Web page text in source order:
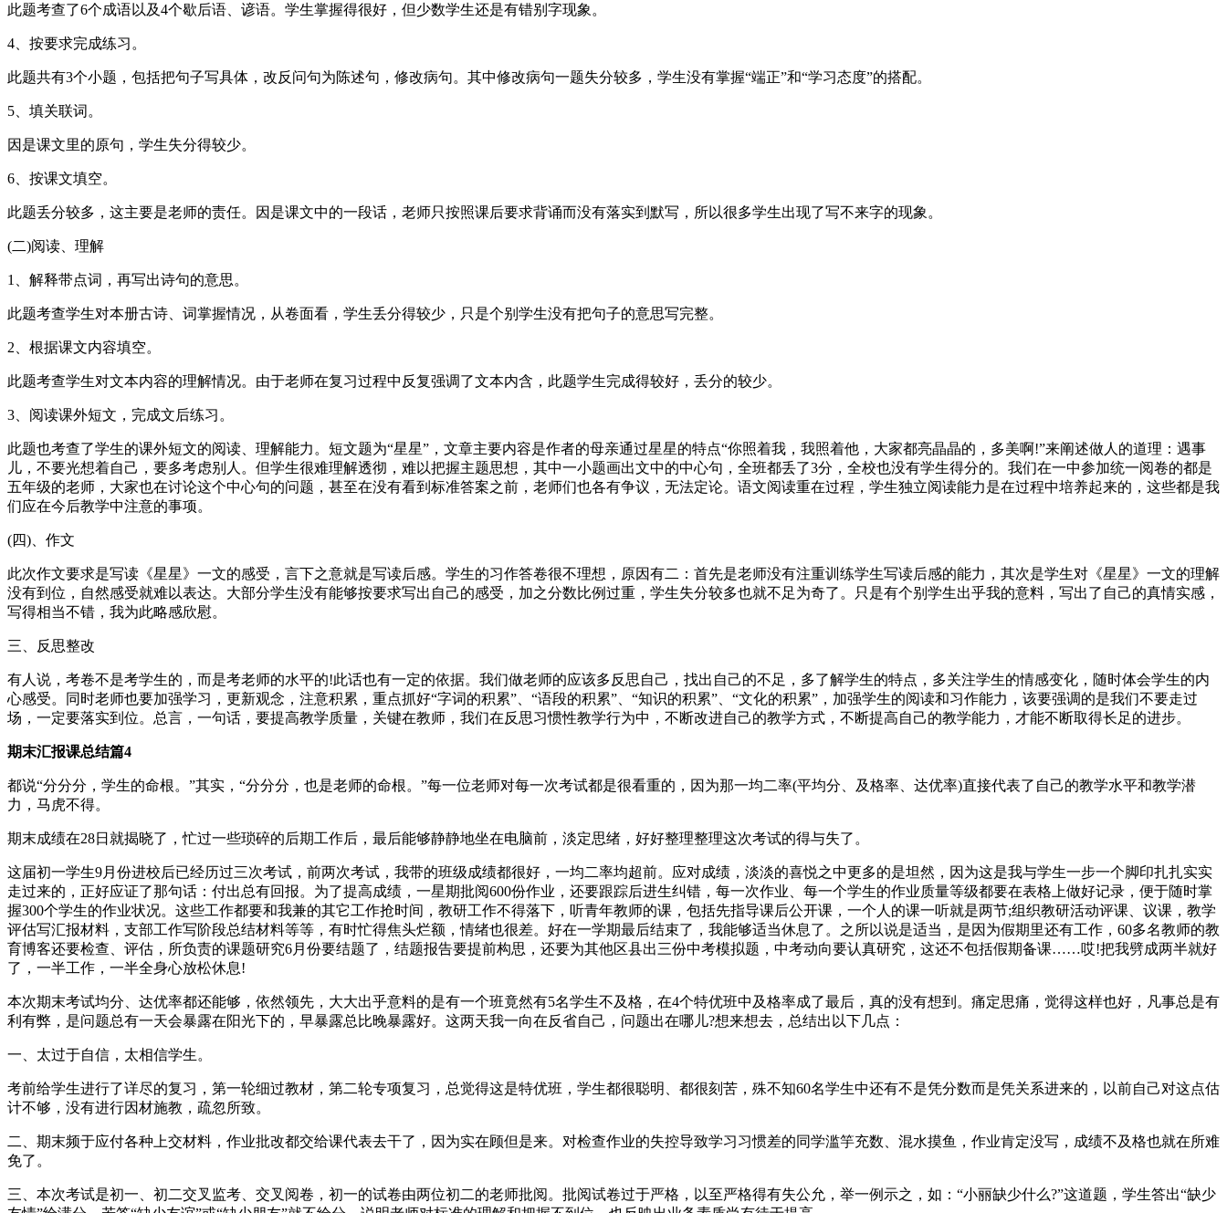
此题考查了6个成语以及4个歇后语、谚语。学生掌握得很好，但少数学生还是有错别字现象。
4、按要求完成练习。
此题共有3个小题，包括把句子写具体，改反问句为陈述句，修改病句。其中修改病句一题失分较多，学生没有掌握“端正”和“学习态度”的搭配。
5、填关联词。
因是课文里的原句，学生失分得较少。
6、按课文填空。
此题丢分较多，这主要是老师的责任。因是课文中的一段话，老师只按照课后要求背诵而没有落实到默写，所以很多学生出现了写不来字的现象。
(二)阅读、理解
1、解释带点词，再写出诗句的意思。
此题考查学生对本册古诗、词掌握情况，从卷面看，学生丢分得较少，只是个别学生没有把句子的意思写完整。
2、根据课文内容填空。
此题考查学生对文本内容的理解情况。由于老师在复习过程中反复强调了文本内含，此题学生完成得较好，丢分的较少。
3、阅读课外短文，完成文后练习。
此题也考查了学生的课外短文的阅读、理解能力。短文题为“星星”，文章主要内容是作者的母亲通过星星的特点“你照着我，我照着他，大家都亮晶晶的，多美啊!”来阐述做人的道理：遇事
儿，不要光想着自己，要多考虑别人。但学生很难理解透彻，难以把握主题思想，其中一小题画出文中的中心句，全班都丢了3分，全校也没有学生得分的。我们在一中参加统一阅卷的都是
五年级的老师，大家也在讨论这个中心句的问题，甚至在没有看到标准答案之前，老师们也各有争议，无法定论。语文阅读重在过程，学生独立阅读能力是在过程中培养起来的，这些都是我
们应在今后教学中注意的事项。
(四)、作文
此次作文要求是写读《星星》一文的感受，言下之意就是写读后感。学生的习作答卷很不理想，原因有二：首先是老师没有注重训练学生写读后感的能力，其次是学生对《星星》一文的理解
没有到位，自然感受就难以表达。大部分学生没有能够按要求写出自己的感受，加之分数比例过重，学生失分较多也就不足为奇了。只是有个别学生出乎我的意料，写出了自己的真情实感，
写得相当不错，我为此略感欣慰。
三、反思整改
有人说，考卷不是考学生的，而是考老师的水平的!此话也有一定的依据。我们做老师的应该多反思自己，找出自己的不足，多了解学生的特点，多关注学生的情感变化，随时体会学生的内
心感受。同时老师也要加强学习，更新观念，注意积累，重点抓好“字词的积累”、“语段的积累”、“知识的积累”、“文化的积累”，加强学生的阅读和习作能力，该要强调的是我们不要走过
场，一定要落实到位。总言，一句话，要提高教学质量，关键在教师，我们在反思习惯性教学行为中，不断改进自己的教学方式，不断提高自己的教学能力，才能不断取得长足的进步。
期末汇报课总结篇4
都说“分分分，学生的命根。”其实，“分分分，也是老师的命根。”每一位老师对每一次考试都是很看重的，因为那一均二率(平均分、及格率、达优率)直接代表了自己的教学水平和教学潜
力，马虎不得。
期末成绩在28日就揭晓了，忙过一些琐碎的后期工作后，最后能够静静地坐在电脑前，淡定思绪，好好整理整理这次考试的得与失了。
这届初一学生9月份进校后已经历过三次考试，前两次考试，我带的班级成绩都很好，一均二率均超前。应对成绩，淡淡的喜悦之中更多的是坦然，因为这是我与学生一步一个脚印扎扎实实
走过来的，正好应证了那句话：付出总有回报。为了提高成绩，一星期批阅600份作业，还要跟踪后进生纠错，每一次作业、每一个学生的作业质量等级都要在表格上做好记录，便于随时掌
握300个学生的作业状况。这些工作都要和我兼的其它工作抢时间，教研工作不得落下，听青年教师的课，包括先指导课后公开课，一个人的课一听就是两节;组织教研活动评课、议课，教学
评估写汇报材料，支部工作写阶段总结材料等等，有时忙得焦头烂额，情绪也很差。好在一学期最后结束了，我能够适当休息了。之所以说是适当，是因为假期里还有工作，60多名教师的教
育博客还要检查、评估，所负责的课题研究6月份要结题了，结题报告要提前构思，还要为其他区县出三份中考模拟题，中考动向要认真研究，这还不包括假期备课……哎!把我劈成两半就好
了，一半工作，一半全身心放松休息!
本次期末考试均分、达优率都还能够，依然领先，大大出乎意料的是有一个班竟然有5名学生不及格，在4个特优班中及格率成了最后，真的没有想到。痛定思痛，觉得这样也好，凡事总是有
利有弊，是问题总有一天会暴露在阳光下的，早暴露总比晚暴露好。这两天我一向在反省自己，问题出在哪儿?想来想去，总结出以下几点：
一、太过于自信，太相信学生。
考前给学生进行了详尽的复习，第一轮细过教材，第二轮专项复习，总觉得这是特优班，学生都很聪明、都很刻苦，殊不知60名学生中还有不是凭分数而是凭关系进来的，以前自己对这点估
计不够，没有进行因材施教，疏忽所致。
二、期末频于应付各种上交材料，作业批改都交给课代表去干了，因为实在顾但是来。对检查作业的失控导致学习习惯差的同学滥竽充数、混水摸鱼，作业肯定没写，成绩不及格也就在所难
免了。
三、本次考试是初一、初二交叉监考、交叉阅卷，初一的试卷由两位初二的老师批阅。批阅试卷过于严格，以至严格得有失公允，举一例示之，如：“小丽缺少什么?”这道题，学生答出“缺少